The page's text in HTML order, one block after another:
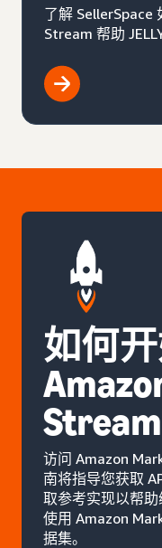
了解 SellerSpace
Stream 帮助
如何
Stream
访问 Amazon
南将指导您获取
取参考实现以帮
使用 Amazon
据集。